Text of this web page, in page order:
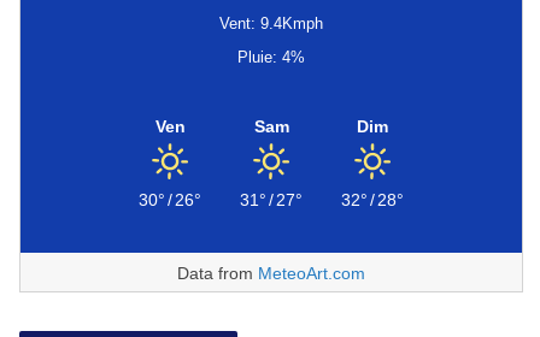
Vent: 9.4Kmph
Pluie: 4%
Ven
30°/26°
Sam
31°/27°
Dim
32°/28°
Data from MeteoArt.com